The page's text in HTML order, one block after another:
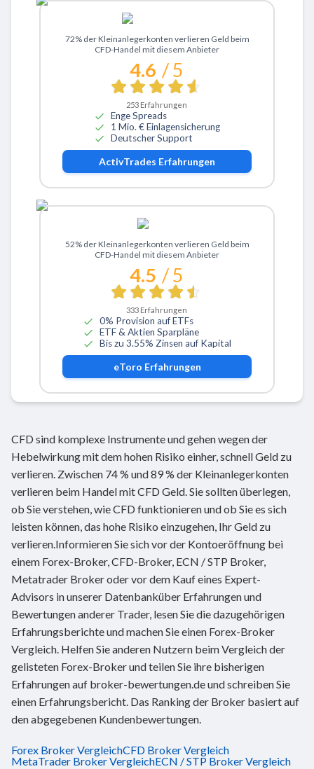
Zu ActivTrades
72% der Kleinanlegerkonten verlieren Geld beim
CFD-Handel mit diesem Anbieter
4.6 / 5
253 Erfahrungen
Enge Spreads
1 Mio. € Einlagensicherung
Deutscher Support
ActivTrades Erfahrungen
Zu eToro
52% der Kleinanlegerkonten verlieren Geld beim
CFD-Handel mit diesem Anbieter
4.5 / 5
333 Erfahrungen
0% Provision auf ETFs
ETF & Aktien Sparpläne
Bis zu 3.55% Zinsen auf Kapital
eToro Erfahrungen
CFD sind komplexe Instrumente und gehen wegen der
Hebelwirkung mit dem hohen Risiko einher, schnell Geld zu
verlieren. Zwischen 74 % und 89 % der Kleinanlegerkonten
verlieren beim Handel mit CFD Geld. Sie sollten überlegen,
ob Sie verstehen, wie CFD funktionieren und ob Sie es sich
leisten können, das hohe Risiko einzugehen, Ihr Geld zu
verlieren.Informieren Sie sich vor der Kontoeröffnung bei
einem Forex-Broker, CFD-Broker, ECN / STP Broker,
Metatrader Broker oder vor dem Kauf eines Expert-
Advisors in unserer Datenbanküber Erfahrungen und
Bewertungen anderer Trader, lesen Sie die dazugehörigen
Erfahrungsberichte und machen Sie einen Forex-Broker
Vergleich. Helfen Sie anderen Nutzern beim Vergleich der
gelisteten Forex-Broker und teilen Sie ihre bisherigen
Erfahrungen auf broker-bewertungen.de und schreiben Sie
einen Erfahrungsbericht. Das Ranking der Broker basiert auf
den abgegebenen Kundenbewertungen.
Forex Broker VergleichCFD Broker Vergleich
MetaTrader Broker VergleichECN / STP Broker Vergleich